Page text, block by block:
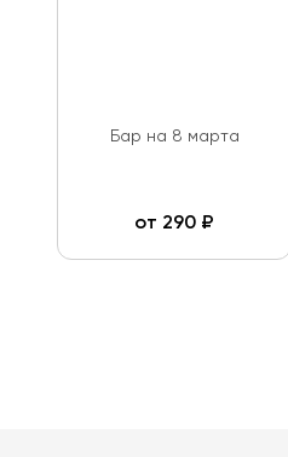
Бар на 8 марта
от 290 ₽